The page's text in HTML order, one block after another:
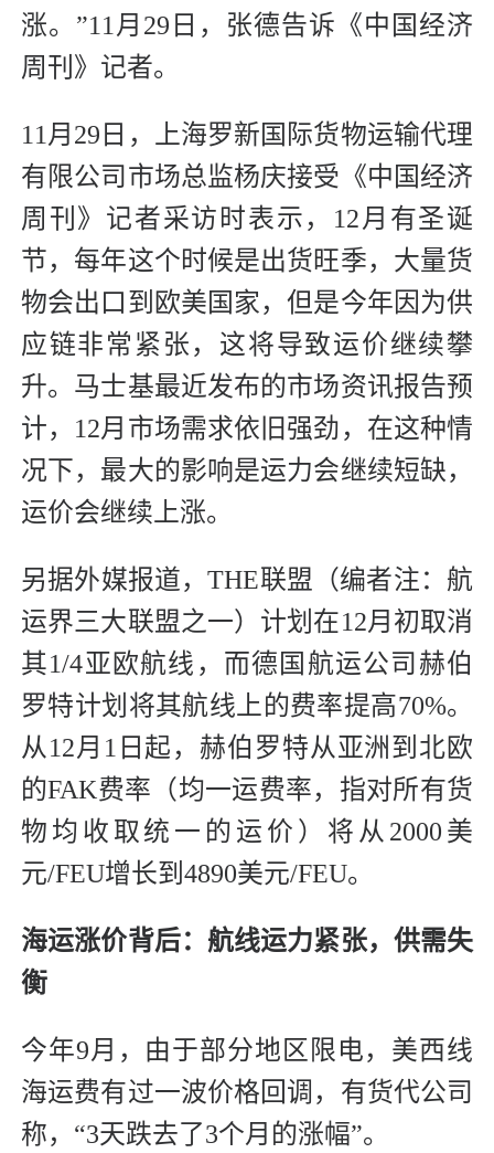
涨。”11月29日，张德告诉《中国经济
周刊》记者。
11月29日，上海罗新国际货物运输代理
有限公司市场总监杨庆接受《中国经济
周刊》记者采访时表示，12月有圣诞
节，每年这个时候是出货旺季，大量货
物会出口到欧美国家，但是今年因为供
应链非常紧张，这将导致运价继续攀
升。马士基最近发布的市场资讯报告预
计，12月市场需求依旧强劲，在这种情
况下，最大的影响是运力会继续短缺，
运价会继续上涨。
另据外媒报道，THE联盟（编者注：航
运界三大联盟之一）计划在12月初取消
其1/4亚欧航线，而德国航运公司赫伯
罗特计划将其航线上的费率提高70%。
从12月1日起，赫伯罗特从亚洲到北欧
的FAK费率（均一运费率，指对所有货
物均收取统一的运价）将从2000美
元/FEU增长到4890美元/FEU。
海运涨价背后：航线运力紧张，供需失
衡
今年9月，由于部分地区限电，美西线
海运费有过一波价格回调，有货代公司
称，“3天跌去了3个月的涨幅”。